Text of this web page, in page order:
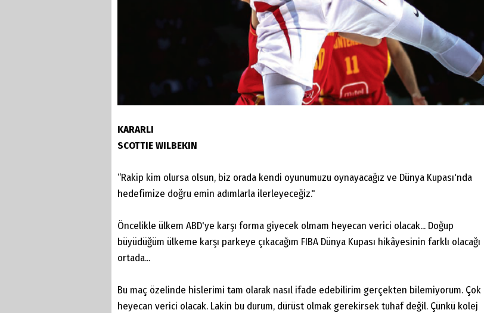
KARARLI
SCOTTIE WILBEKIN
“Rakip kim olursa olsun, biz orada kendi oyunumuzu oynayacağız ve Dünya Kupası'nda
hedefimize doğru emin adımlarla ilerleyeceğiz."
Öncelikle ülkem ABD'ye karşı forma giyecek olmam heyecan verici olacak... Doğup
büyüdüğüm ülkeme karşı parkeye çıkacağım FIBA Dünya Kupası hikâyesinin farklı olacağı
ortada...
Bu maç özelinde hislerimi tam olarak nasıl ifade edebilirim gerçekten bilemiyorum. Çok
heyecan verici olacak. Lakin bu durum, dürüst olmak gerekirsek tuhaf değil. Çünkü kolej